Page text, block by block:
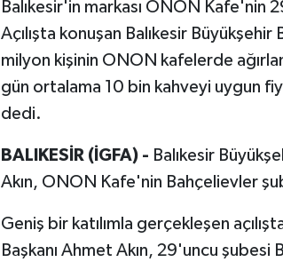
Balıkesir'in markası ONON Kafe'nin
Açılışta konuşan Balıkesir
milyon kişinin ONON kafelerde
gün ortalama 10 bin kahveyi uygun
dedi.
BALIKESİR (İGFA) - Balıkesir
Akın, ONON Kafe'nin Bahçelievler
Geniş bir katılımla gerçekleşen
Başkanı Ahmet Akın, 29'uncu